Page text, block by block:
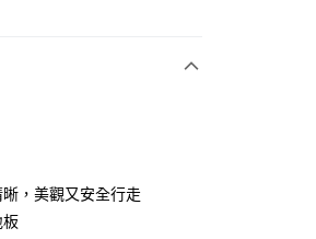
，美觀又安全行走
板